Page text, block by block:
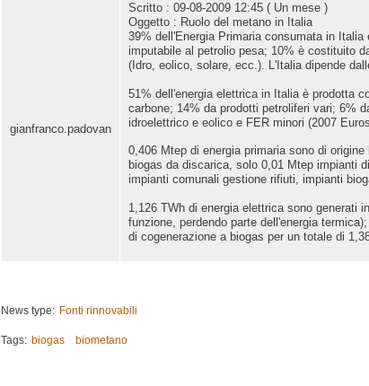
gianfranco.padovan
Scritto : 09-08-2009 12:45 ( Un mese )
Oggetto : Ruolo del metano in Italia
39% dell'Energia Primaria consumata in
imputabile al petrolio pesa; 10% è costituito
(Idro, eolico, solare, ecc.). L'Italia dipende
51% dell'energia elettrica in Italia è prodotta
carbone; 14% da prodotti petroliferi vari; 6%
idroelettrico e eolico e FER minori (2007
0,406 Mtep di energia primaria sono di
biogas da discarica, solo 0,01 Mtep impianti
impianti comunali gestione rifiuti, impianti
1,126 TWh di energia elettrica sono generati
funzione, perdendo parte dell'energia
di cogenerazione a biogas per un totale di
News type: Fonti rinnovabili
Tags: biogas biometano